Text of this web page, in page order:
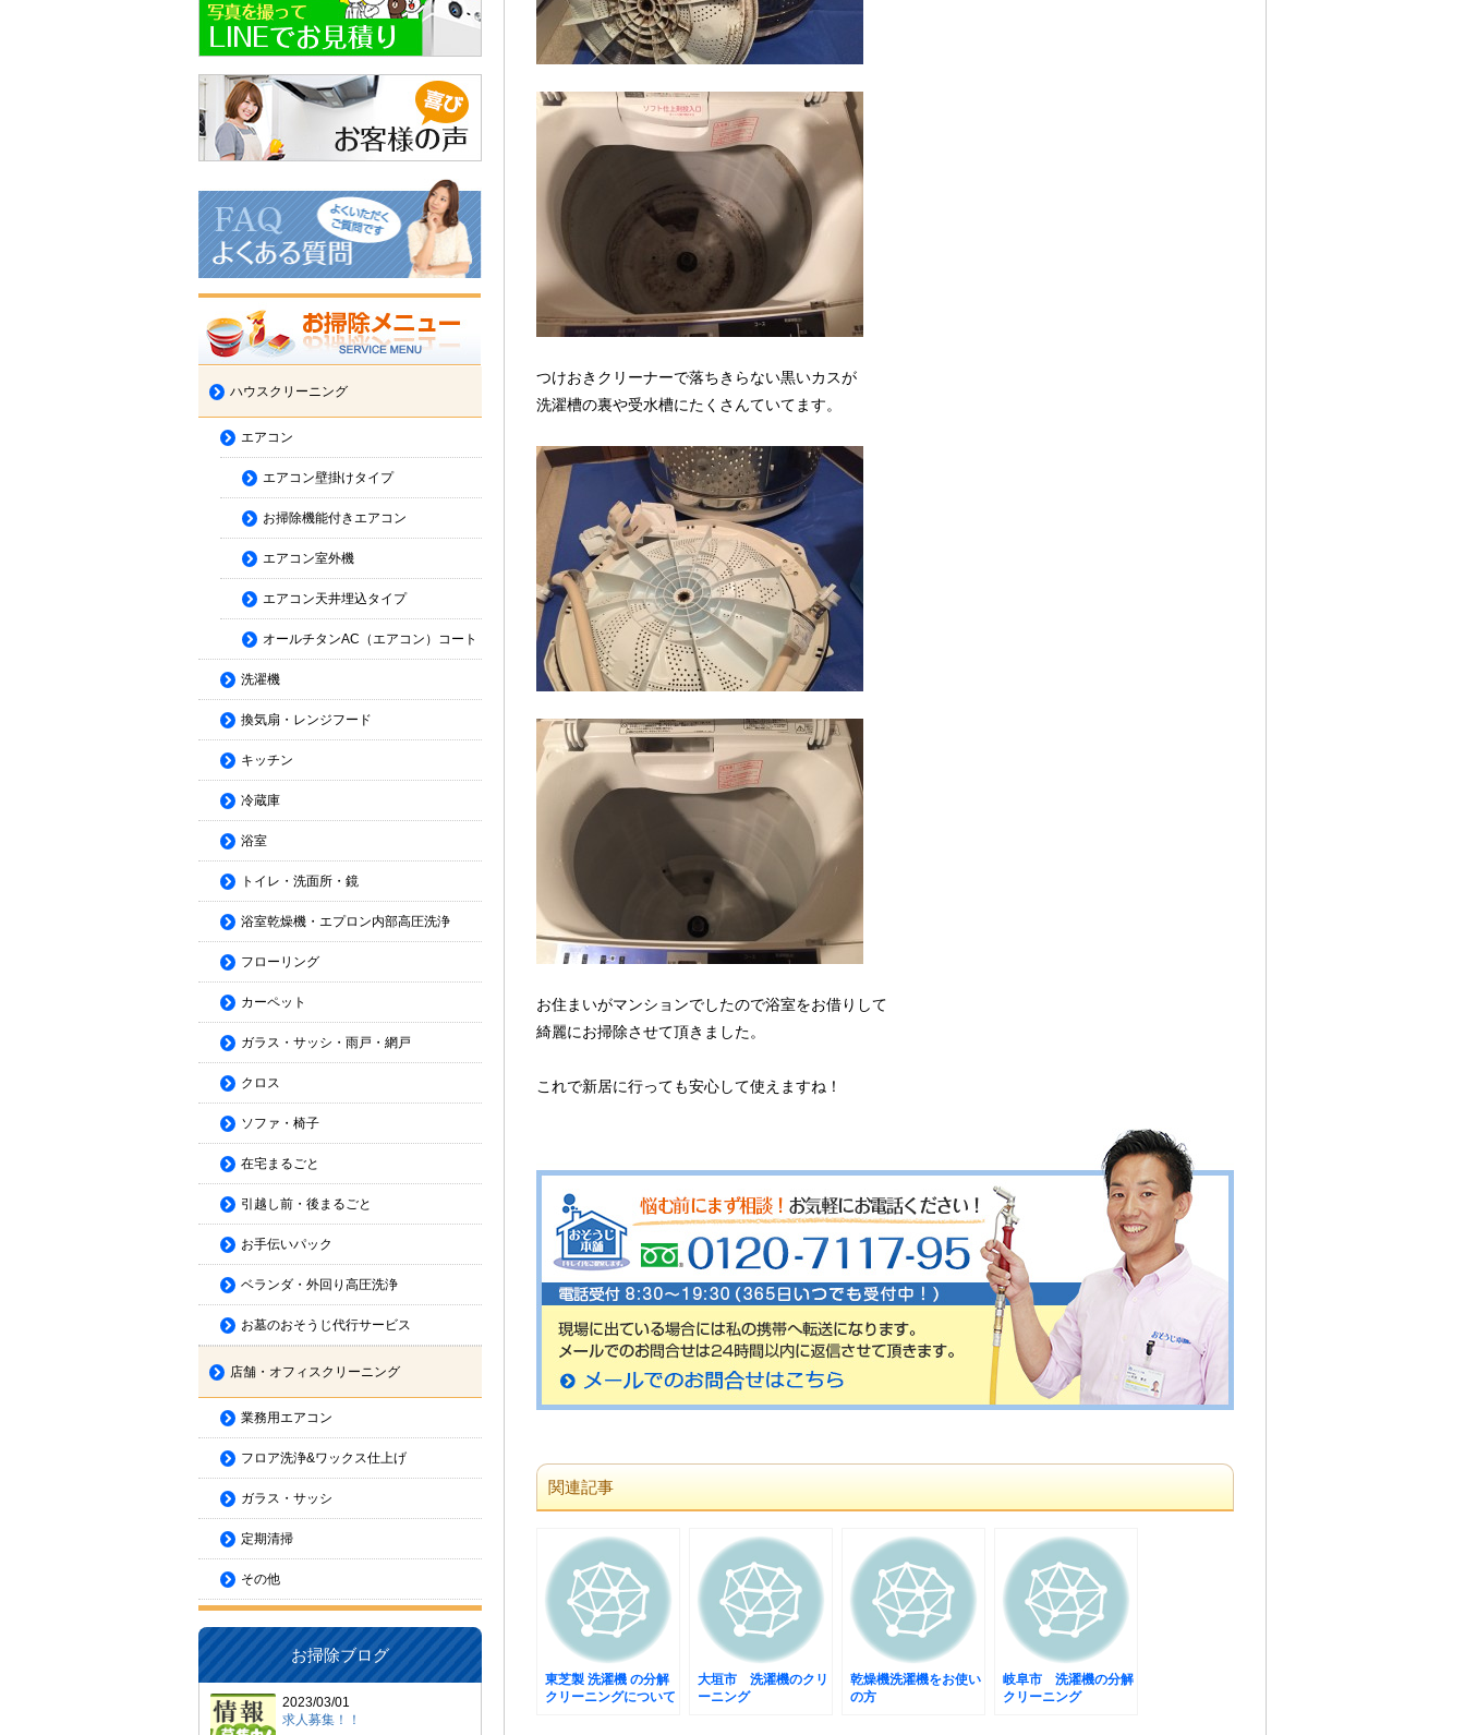
つけおきクリーナーで落ちきらない黒いカスが
洗濯槽の裏や受水槽にたくさんていてます。
お住まいがマンションでしたので浴室をお借りして
綺麗にお掃除させて頂きました。
これで新居に行っても安心して使えますね！
関連記事
東芝製 洗濯機 の分解
クリーニングについて
大垣市 洗濯機のクリ
ーニング
乾燥機洗濯機をお使い
の方
岐阜市 洗濯機の分解
クリーニング
ハウスクリーニング
エアコン
エアコン壁掛けタイプ
お掃除機能付きエアコン
エアコン室外機
エアコン天井埋込タイプ
オールチタンAC（エアコン）コート
洗濯機
換気扇・レンジフード
キッチン
冷蔵庫
浴室
トイレ・洗面所・鏡
浴室乾燥機・エプロン内部高圧洗浄
フローリング
カーペット
ガラス・サッシ・雨戸・網戸
クロス
ソファ・椅子
在宅まるごと
引越し前・後まるごと
お手伝いパック
ベランダ・外回り高圧洗浄
お墓のおそうじ代行サービス
店舗・オフィスクリーニング
業務用エアコン
フロア洗浄&ワックス仕上げ
ガラス・サッシ
定期清掃
その他
お掃除ブログ
2023/03/01
求人募集！！